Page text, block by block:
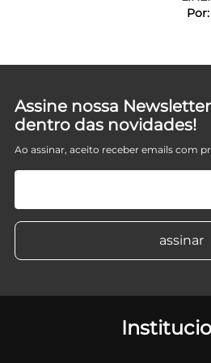
Por:
Assine nossa
dentro das novidades!
Ao assinar, aceito receber emails com